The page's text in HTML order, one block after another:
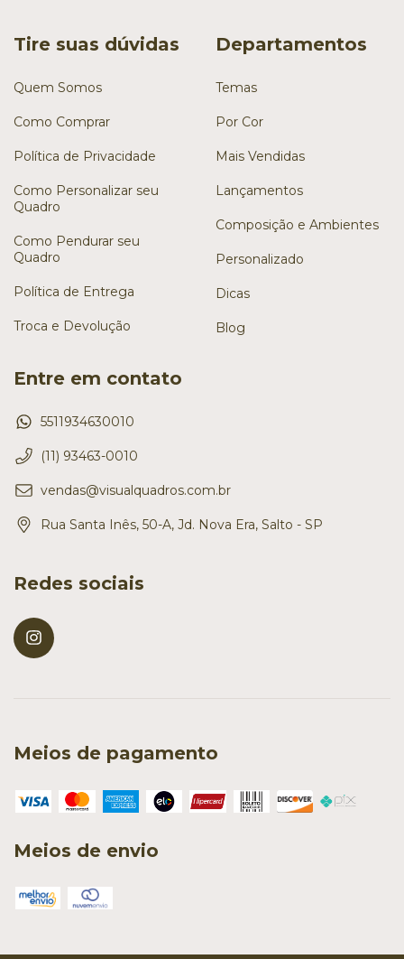
Tire suas dúvidas
Quem Somos
Como Comprar
Política de Privacidade
Como Personalizar seu
Quadro
Como Pendurar seu
Quadro
Política de Entrega
Troca e Devolução
Departamentos
Temas
Por Cor
Mais Vendidas
Lançamentos
Composição e Ambientes
Personalizado
Dicas
Blog
Entre em contato
5511934630010
(11) 93463-0010
vendas@visualquadros.com.br
Rua Santa Inês, 50-A, Jd. Nova Era, Salto - SP
Redes sociais
Meios de pagamento
Meios de envio